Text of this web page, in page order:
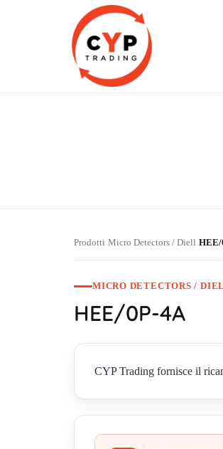
Prodotti›Micro Detectors / Diell›HEE/
MICRO DETECTORS /
HEE/0P-4A
CYP Trading fornisce il